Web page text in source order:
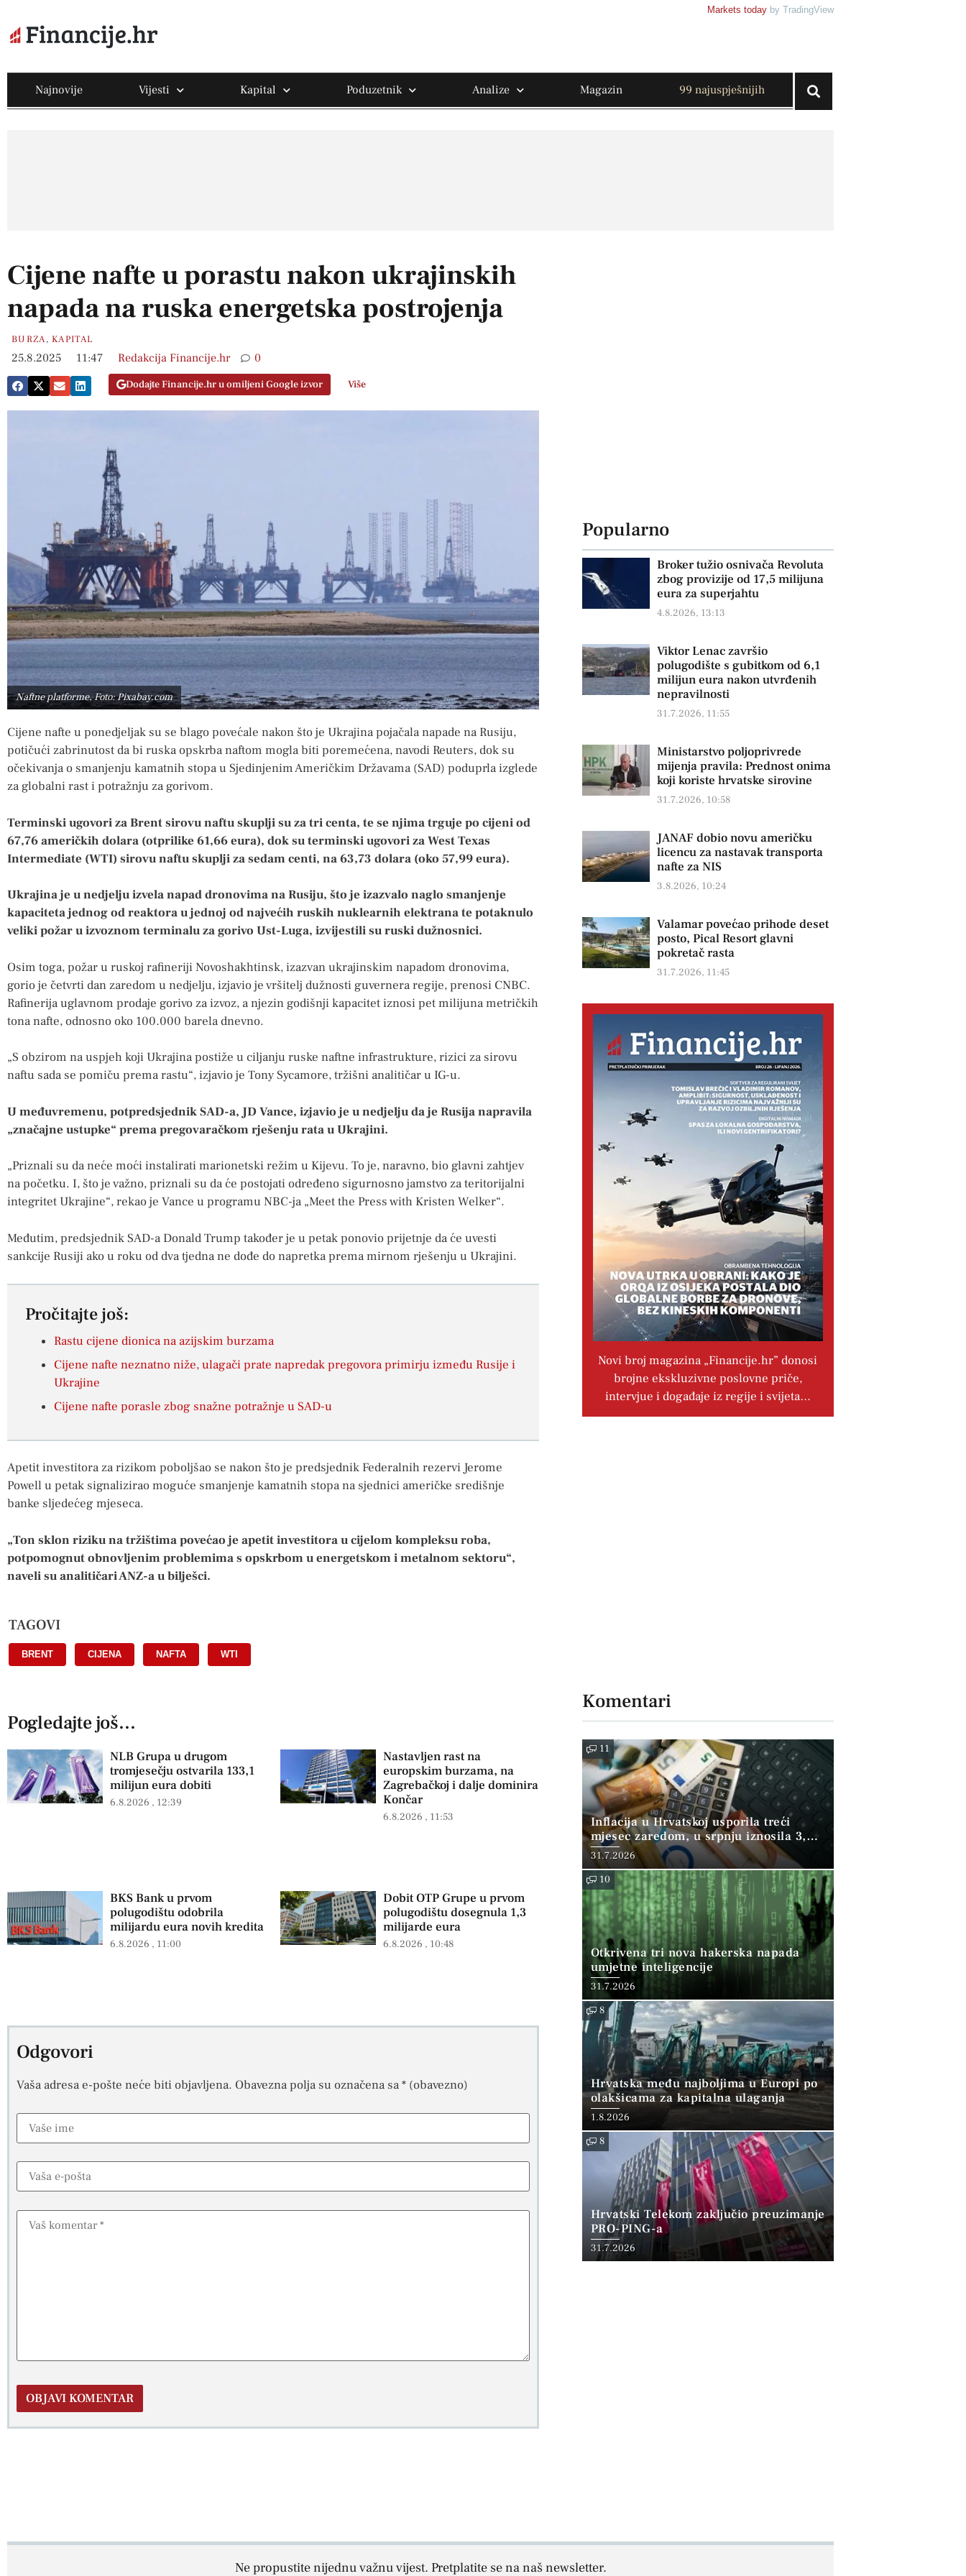
Markets today by TradingView
Najnovije Vijesti Kapital Poduzetnik Analize Magazin 99 najuspješnijih
Cijene nafte u porastu nakon ukrajinskih
napada na ruska energetska postrojenja
BURZA,KAPITAL
25.8.2025 11:47 Redakcija Financije.hr 0
Dodajte Financije.hr u omiljeni Google izvor Više
Naftne platforme, Foto: Pixabay.com
Cijene nafte u ponedjeljak su se blago povećale nakon što je Ukrajina pojačala napade na Rusiju,
potičući zabrinutost da bi ruska opskrba naftom mogla biti poremećena, navodi Reuters, dok su
očekivanja o smanjenju kamatnih stopa u Sjedinjenim Američkim Državama (SAD) poduprla izglede
za globalni rast i potražnju za gorivom.
Terminski ugovori za Brent sirovu naftu skuplji su za tri centa, te se njima trguje po cijeni od
67,76 američkih dolara (otprilike 61,66 eura), dok su terminski ugovori za West Texas
Intermediate (WTI) sirovu naftu skuplji za sedam centi, na 63,73 dolara (oko 57,99 eura).
Ukrajina je u nedjelju izvela napad dronovima na Rusiju, što je izazvalo naglo smanjenje
kapaciteta jednog od reaktora u jednoj od najvećih ruskih nuklearnih elektrana te potaknulo
veliki požar u izvoznom terminalu za gorivo Ust-Luga, izvijestili su ruski dužnosnici.
Osim toga, požar u ruskoj rafineriji Novoshakhtinsk, izazvan ukrajinskim napadom dronovima,
gorio je četvrti dan zaredom u nedjelju, izjavio je vršitelj dužnosti guvernera regije, prenosi CNBC.
Rafinerija uglavnom prodaje gorivo za izvoz, a njezin godišnji kapacitet iznosi pet milijuna metričkih
tona nafte, odnosno oko 100.000 barela dnevno.
„S obzirom na uspjeh koji Ukrajina postiže u ciljanju ruske naftne infrastrukture, rizici za sirovu
naftu sada se pomiču prema rastu“, izjavio je Tony Sycamore, tržišni analitičar u IG-u.
U međuvremenu, potpredsjednik SAD-a, JD Vance, izjavio je u nedjelju da je Rusija napravila
„značajne ustupke“ prema pregovaračkom rješenju rata u Ukrajini.
„Priznali su da neće moći instalirati marionetski režim u Kijevu. To je, naravno, bio glavni zahtjev
na početku. I, što je važno, priznali su da će postojati određeno sigurnosno jamstvo za teritorijalni
integritet Ukrajine“, rekao je Vance u programu NBC-ja „Meet the Press with Kristen Welker“.
Međutim, predsjednik SAD-a Donald Trump također je u petak ponovio prijetnje da će uvesti
sankcije Rusiji ako u roku od dva tjedna ne dođe do napretka prema mirnom rješenju u Ukrajini.
Pročitajte još:
Rastu cijene dionica na azijskim burzama
Cijene nafte neznatno niže, ulagači prate napredak pregovora primirju između Rusije i
Ukrajine
Cijene nafte porasle zbog snažne potražnje u SAD-u
Apetit investitora za rizikom poboljšao se nakon što je predsjednik Federalnih rezervi Jerome
Powell u petak signalizirao moguće smanjenje kamatnih stopa na sjednici američke središnje
banke sljedećeg mjeseca.
„Ton sklon riziku na tržištima povećao je apetit investitora u cijelom kompleksu roba,
potpomognut obnovljenim problemima s opskrbom u energetskom i metalnom sektoru“,
naveli su analitičari ANZ-a u bilješci.
TAGOVI
BRENT CIJENA NAFTA WTI
Pogledajte još...
NLB Grupa u drugom
tromjesečju ostvarila 133,1
milijun eura dobiti
6.8.2026 12:39
Nastavljen rast na
europskim burzama, na
Zagrebačkoj i dalje dominira
Končar
6.8.2026 11:53
BKS Bank u prvom
polugodištu odobrila
milijardu eura novih kredita
6.8.2026 11:00
Dobit OTP Grupe u prvom
polugodištu dosegnula 1,3
milijarde eura
6.8.2026 10:48
Odgovori
Vaša adresa e-pošte neće biti objavljena. Obavezna polja su označena sa* (obavezno)
Popularno
Broker tužio osnivača Revoluta
zbog provizije od 17,5 milijuna
eura za superjahtu
4.8.2026, 13:13
Viktor Lenac završio
polugodište s gubitkom od 6,1
milijun eura nakon utvrđenih
nepravilnosti
31.7.2026, 11:55
Ministarstvo poljoprivrede
mijenja pravila: Prednost onima
koji koriste hrvatske sirovine
31.7.2026, 10:58
JANAF dobio novu američku
licencu za nastavak transporta
nafte za NIS
3.8.2026, 10:24
Valamar povećao prihode deset
posto, Pical Resort glavni
pokretač rasta
31.7.2026, 11:45
Novi broj magazina „Financije.hr” donosi
brojne ekskluzivne poslovne priče,
intervjue i događaje iz regije i svijeta…
Komentari
11
Inflacija u Hrvatskoj usporila treći
mjesec zaredom, u srpnju iznosila 3,9
posto
31.7.2026
10
Otkrivena tri nova hakerska napada
umjetne inteligencije
31.7.2026
8
Hrvatska među najboljima u Europi po
olakšicama za kapitalna ulaganja
1.8.2026
8
Hrvatski Telekom zaključio preuzimanje
PRO-PING-a
31.7.2026
Ne propustite nijednu važnu vijest. Pretplatite se na naš newsletter.